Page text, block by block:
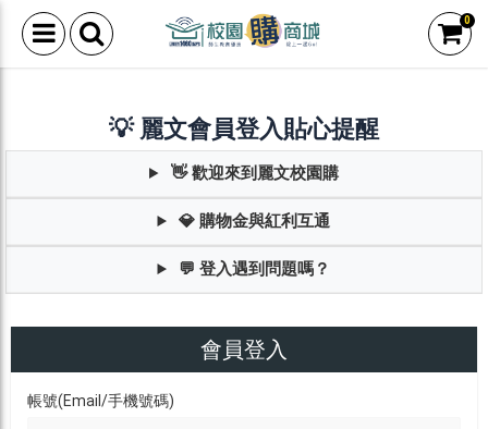
0
💡 麗文會員登入貼心提醒
👋 歡迎來到麗文校園購
💎 購物金與紅利互通
💬 登入遇到問題嗎？
會員登入
帳號(Email/手機號碼)